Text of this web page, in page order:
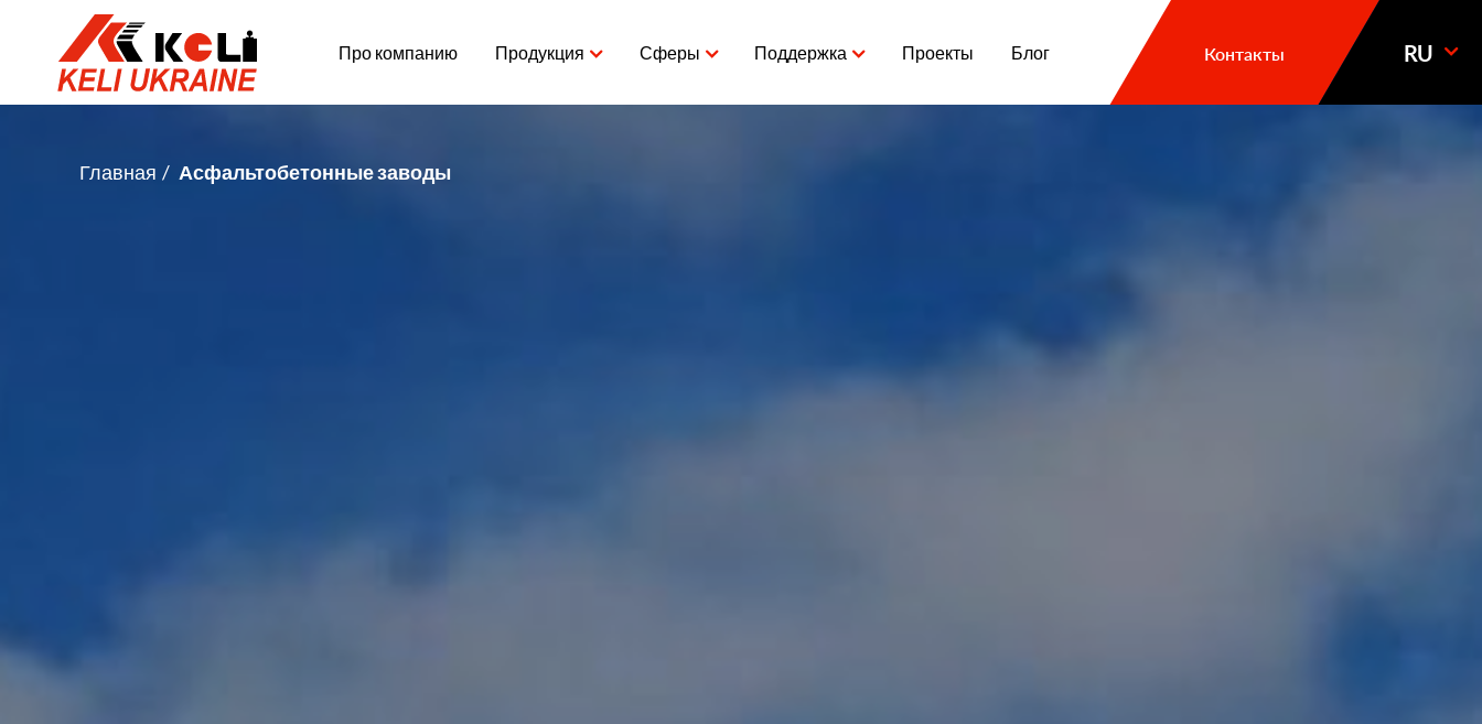
Главная Асфальтобетонные заводы
Про компанию Продукция Сферы Поддержка Проекты Блог Контакты RU